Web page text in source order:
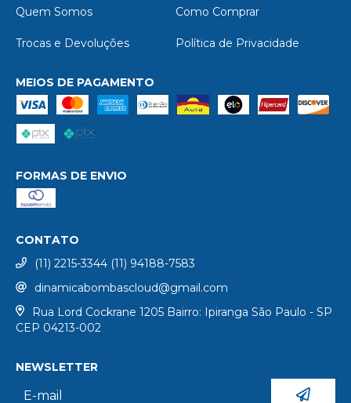
Quem Somos Como Comprar
Trocas e Devoluções Política de Privacidade
MEIOS DE PAGAMENTO
FORMAS DE ENVIO
CONTATO
(11) 2215-3344 (11) 94188-7583
dinamicabombascloud@gmail.com
Rua Lord Cockrane 1205 Bairro: Ipiranga São Paulo - SP
CEP 04213-002
NEWSLETTER